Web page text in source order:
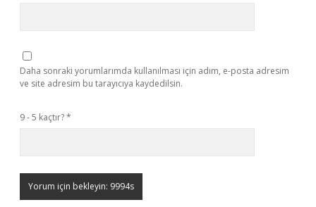
Daha sonraki yorumlarımda kullanılması için adım, e-posta adresim
ve site adresim bu tarayıcıya kaydedilsin.
9 - 5 kaçtır?*